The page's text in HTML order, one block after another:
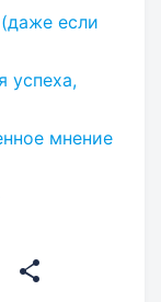
если
успеха,
мнение